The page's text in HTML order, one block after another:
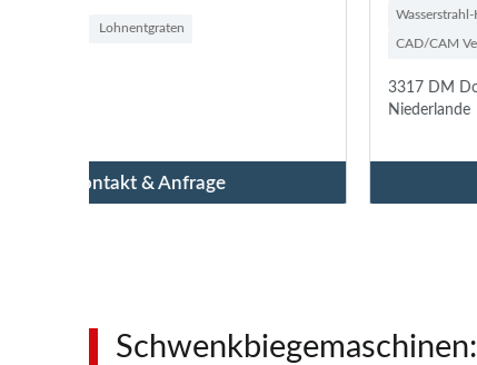
+ weitere
Schwenkbiegemaschinen: